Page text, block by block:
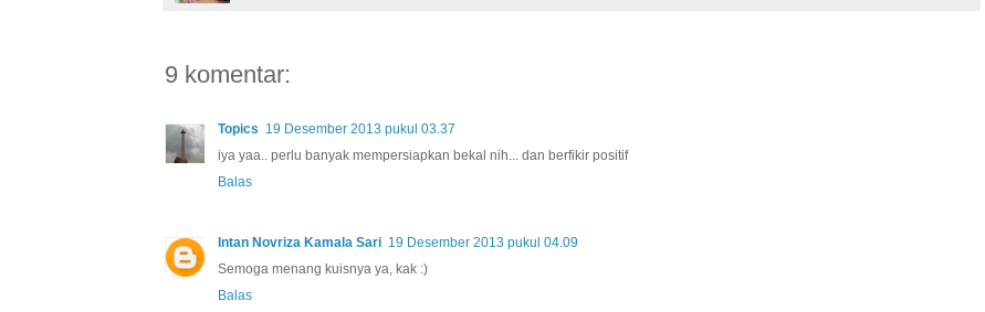
9 komentar:
Topics 19 Desember 2013 pukul 03.37
iya yaa.. perlu banyak mempersiapkan bekal nih... dan berfikir positif
Balas
Intan Novriza Kamala Sari 19 Desember 2013 pukul 04.09
Semoga menang kuisnya ya, kak :)
Balas